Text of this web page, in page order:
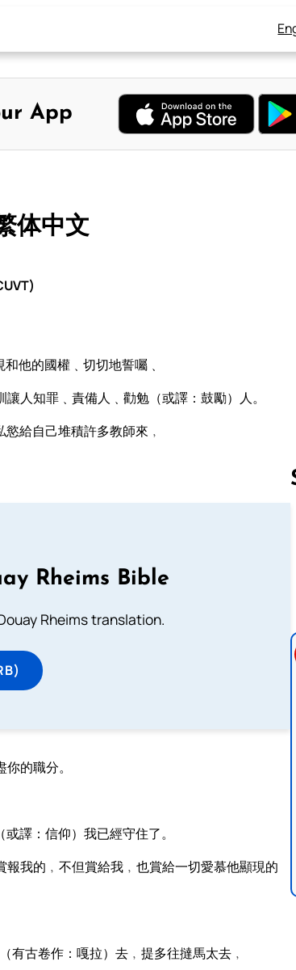
App
体中文
他的國權﹑切切地誓囑﹑
人知罪﹑責備人﹑勸勉（或譯：鼓勵）人。
給自己堆積許多教師來﹐
Rheims Bible
Rheims translation.
的職分。
譯：信仰）我已經守住了。
我的﹐不但賞給我﹐也賞給一切愛慕他顯現的
有古卷作：嘎拉）去﹐提多往撻馬太去﹐